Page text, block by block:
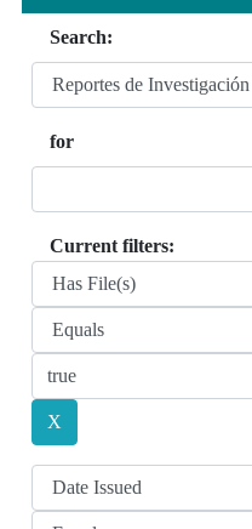
Search:
for
Current filters: